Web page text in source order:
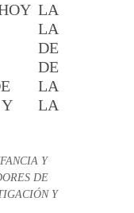
LA
LA
DE
DE
LA
Y LA
Y
DE
Y